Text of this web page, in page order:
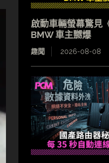
啟動車輛螢幕驚見
BMW 車主嬲爆
趣聞 2026-08-08